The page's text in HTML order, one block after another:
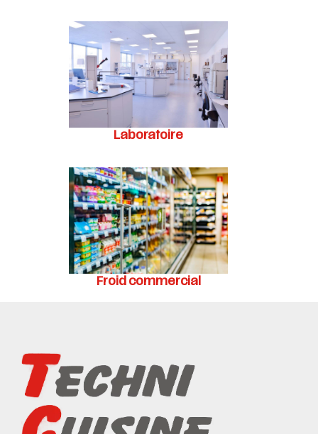
Laboratoire
Froid commercial